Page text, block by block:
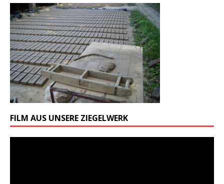
FILM AUS UNSERE ZIEGELWERK